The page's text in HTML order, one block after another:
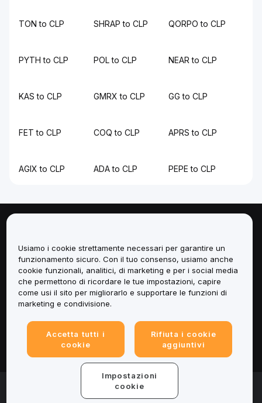
TON to CLP SHRAP to CLP QORPO to CLP
PYTH to CLP POL to CLP NEAR to CLP
KAS to CLP GMRX to CLP GG to CLP
FET to CLP COQ to CLP APRS to CLP
AGIX to CLP ADA to CLP PEPE to CLP
Servizi
Assistenza
Informazioni legali
© 2025-2026 Bybit.eu. All rights reserved.
Usiamo i cookie strettamente necessari per garantire un
funzionamento sicuro. Con il tuo consenso, usiamo anche
cookie funzionali, analitici, di marketing e per i social media
che permettono di ricordare le tue impostazioni, capire
come usi il sito per migliorarlo e supportare le funzioni di
marketing e condivisione.
Accetta tutti i
cookie
Rifiuta i cookie
aggiuntivi
Impostazioni
cookie